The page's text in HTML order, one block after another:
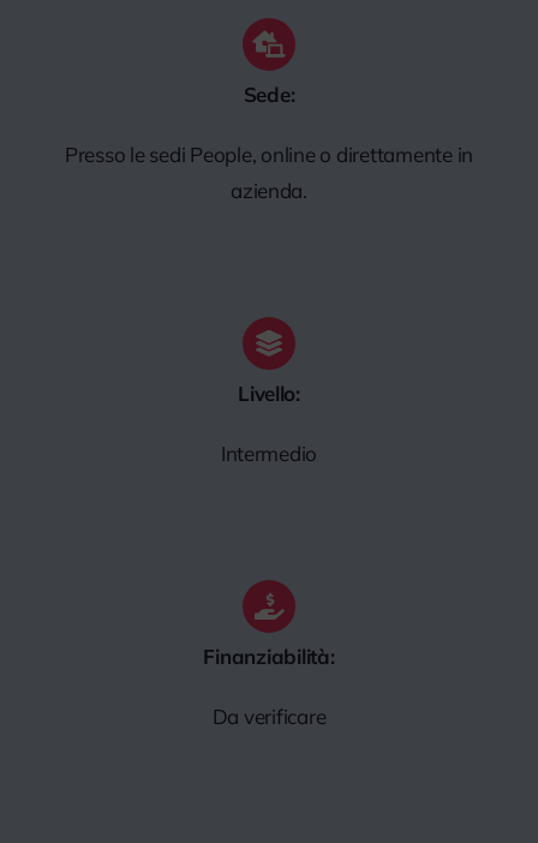
Sede:
Presso le sedi People, online o direttamente in
azienda.
Livello:
Intermedio
Finanziabilità:
Da verificare